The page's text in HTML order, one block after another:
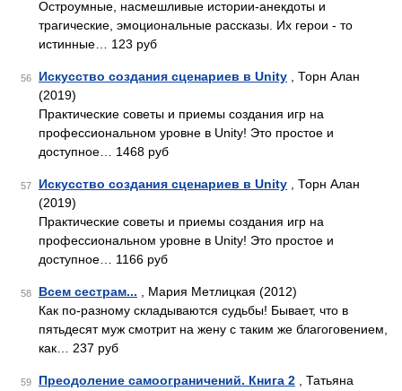
Остроумные, насмешливые истории-анекдоты и
трагические, эмоциональные рассказы. Их герои - то
истинные… 123 руб
56 Искусство создания сценариев в Unity , Торн Алан
(2019)
Практические советы и приемы создания игр на
профессиональном уровне в Unity! Это простое и
доступное… 1468 руб
57 Искусство создания сценариев в Unity , Торн Алан
(2019)
Практические советы и приемы создания игр на
профессиональном уровне в Unity! Это простое и
доступное… 1166 руб
58 Всем сестрам... , Мария Метлицкая (2012)
Как по-разному складываются судьбы! Бывает, что в
пятьдесят муж смотрит на жену с таким же благоговением,
как… 237 руб
59 Преодоление самоограничений. Книга 2 , Татьяна